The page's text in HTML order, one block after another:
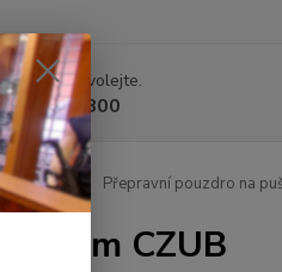
rady? Zavolejte.
375 800
zbraně Přepravní pouzdro na
logem CZUB